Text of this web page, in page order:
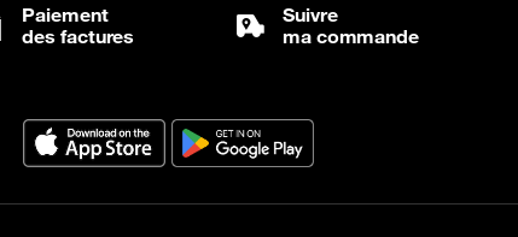
Paiement
des factures
Suivre
ma commande